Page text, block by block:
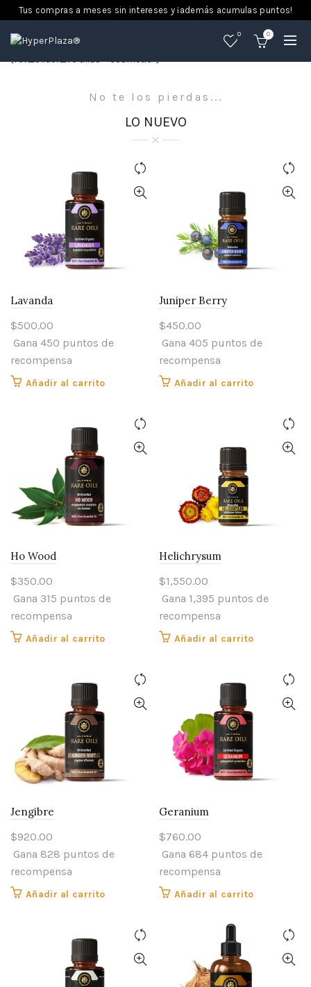
Tus compras a meses sin intereses y ¡además acumulas puntos!
0 0
[rev_slider_vc alias=”cosmetic”]
No te los pierdas...
LO NUEVO
Lavanda
$500.00
Gana 450 puntos de
recompensa
Añadir al carrito
Juniper Berry
$450.00
Gana 405 puntos de
recompensa
Añadir al carrito
Ho Wood
$350.00
Gana 315 puntos de
recompensa
Añadir al carrito
Helichrysum
$1,550.00
Gana 1,395 puntos de
recompensa
Añadir al carrito
Jengibre
$920.00
Gana 828 puntos de
recompensa
Añadir al carrito
Geranium
$760.00
Gana 684 puntos de
recompensa
Añadir al carrito